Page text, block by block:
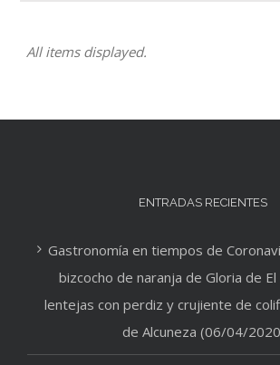
All items displayed.
ENTRADAS RECIENTES
Gastronomía en tiempos de
bizcocho de naranja de Gloria de
lentejas con perdiz y crujiente de
de Alcuneza (06/04/